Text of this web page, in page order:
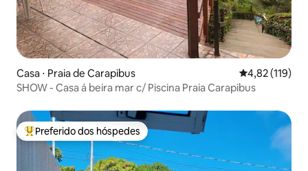
Casa ⋅ Praia de Carapibus 4,82 de uma
4,82 (119)
SHOW - Casa á beira mar c/ Piscina Praia Carapibus
Entre os melhores preferidos dos hóspedes
Preferido dos hóspedes